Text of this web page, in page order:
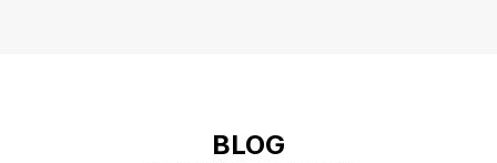
BLOG